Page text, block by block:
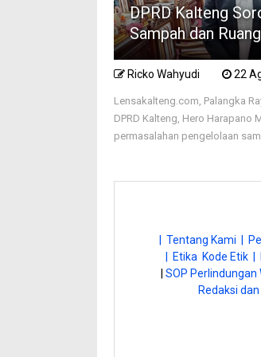
DPRD Kalteng
Sampah dan
Ricko Wahyudi 22
Lensakalteng.com, Palangka
DPRD Kalteng, Hero Harapano
permasalahan pengelolaan
| Tentang Kami |
| Etika Kode Etik |
|SOP Perlindungan
Redaksi